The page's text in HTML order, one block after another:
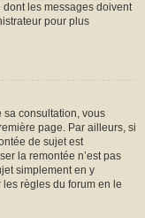
les messages doivent
pour plus
sa consultation, vous
page. Par ailleurs, si
de sujet est
la remontée n’est pas
simplement en y
règles du forum en le